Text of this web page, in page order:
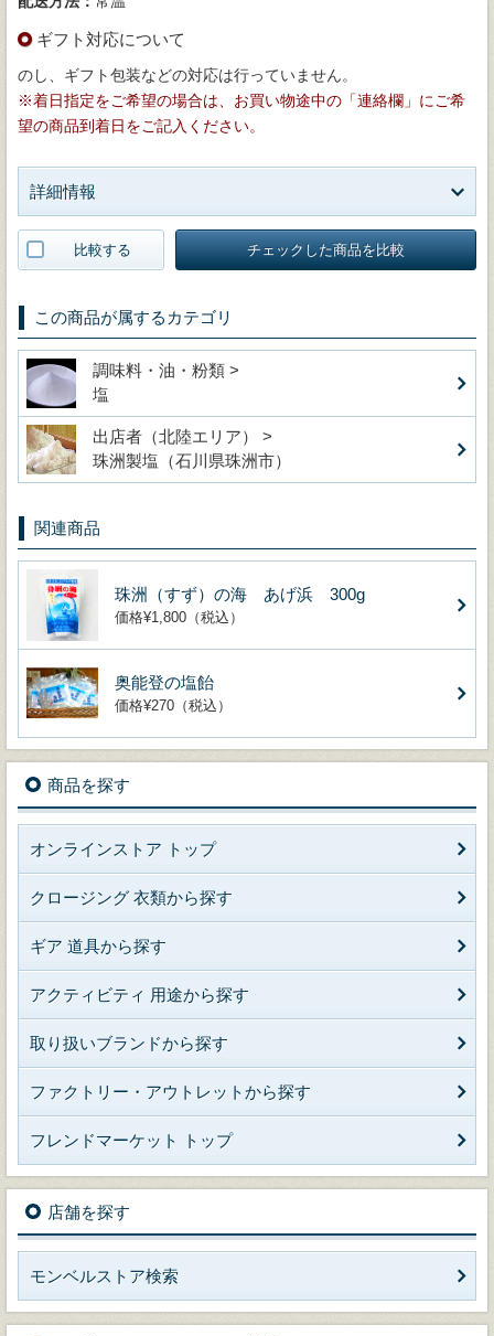
ギフト対応について
のし、ギフト包装などの対応は行っていません。
※着日指定をご希望の場合は、お買い物途中の「連絡欄」にご希
望の商品到着日をご記入ください。
詳細情報
比較する チェックした商品を比較
この商品が属するカテゴリ
調味料・油・粉類 >
塩
出店者（北陸エリア） >
珠洲製塩（石川県珠洲市）
関連商品
珠洲（すず）の海 あげ浜 300g
価格¥1,800（税込）
奥能登の塩飴
価格¥270（税込）
商品を探す
オンラインストア トップ
クロージング 衣類から探す
ギア 道具から探す
アクティビティ 用途から探す
取り扱いブランドから探す
ファクトリー・アウトレットから探す
フレンドマーケット トップ
店舗を探す
モンベルストア検索